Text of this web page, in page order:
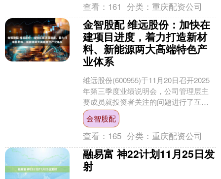
查看： 161 分类：重庆配资公司
金智股配 维远股份：加快在
建项目进度，着力打造新材
料、新能源两大高端特色产
业体系
维远股份(600955)于11月20日召开2025
年第三季度业绩说明会，公司管理层主
要成员就投资者关注的问题进行了互动
交流。 维远股份一直专注于化工新材料
和新能....
金智股配
查看： 165 分类：重庆配资公司
融易富 神22计划11月25日发
射